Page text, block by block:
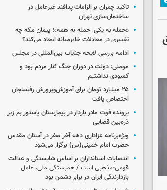
تاکید چمران بر الزامات پدافند غیرعامل در
ساختمان‌سازی تهران
«حمله به یکی، حمله به همه»؛ پیمان مکه چه
تغییری در معادلات خاورمیانه ایجاد می‌کند؟
ادامه بررسی لایحه جنایات بین‌المللی در مجلس
مومنی: دولت در دوران جنگ کنار مردم بود و
کمبودی نداشتیم
۲۵ میلیارد تومان برای آموزش‌وپرورش رفسنجان
اختصاص یافت
پرونده فوت مادر باردار در بیمارستان پاستور بم زیر
ذره‌بین قضایی
ویژه‌برنامه عزاداری دهه آخر صفر در آستان مقدس
حضرت امام خمینی(س) برگزار می‌شود
انتصابات استانداران بر اساس شایستگی و عدالت
قومی-مذهبی است / همبستگی ملی، عامل
بازدارندگی ایران در برابر دشمن بود